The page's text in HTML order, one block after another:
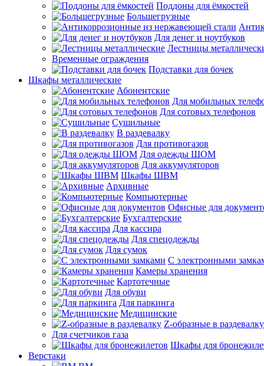
Поддоны для ёмкостей
Большегрузные
Для денег и ноутбуков
Лестницы
Временные ограждения
Подставки для бочек
Шкафы металлические
Абонентские
Для мобильных
Для сотовых телефонов
Сушильные
В раздевалку
Для противогазов
Для одежды ШОМ
Для аккумуляторов
Шкафы ШВМ
Архивные
Компьютерные
Офисные для
Бухгалтерские
Для кассира
Для спецодежды
Для сумок
С электронными
Камеры хранения
Картотечные
Для обуви
Для паркинга
Медицинские
Z-образные в раздевалку
Для счетчиков газа
Шкафы для
Верстаки